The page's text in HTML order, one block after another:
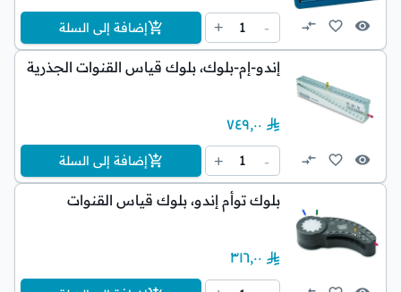
-
1
+ إضافة إلى السلة
إندو-إم-بلوك، بلوك قياس القنوات الجذرية
٧٤٩٫٠٠
-
1
+ إضافة إلى السلة
بلوك توأم إندو، بلوك قياس القنوات
٣١٦٫٠٠